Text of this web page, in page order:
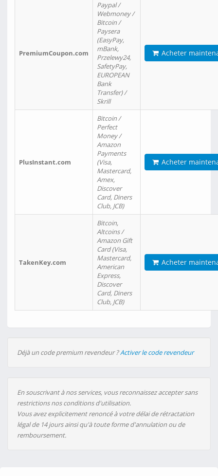
PremiumCoupon.com
Paypal /
Webmoney /
Bitcoin /
Paysera
(EasyPay,
mBank,
Przelewy24,
SafetyPay,
EUROPEAN
Bank
Transfer) /
Skrill
Acheter
PlusInstant.com
Bitcoin /
Perfect
Money /
Amazon
Payments
(Visa,
Mastercard,
Amex,
Discover
Card, Diners
Club, JCB)
Acheter
TakenKey.com
Bitcoin,
Altcoins /
Amazon Gift
Card (Visa,
Mastercard,
American
Express,
Discover
Card, Diners
Club, JCB)
Acheter
Déjà un code premium revendeur ?Activer le code revendeur
En souscrivant à nos services, vous reconnaissez accepter sans
restrictions nos conditions d'utilisation.
Vous avez explicitement renoncé à votre délai de rétractation
légal de 14 jours ainsi qu'à toute forme d'annulation ou de
remboursement.